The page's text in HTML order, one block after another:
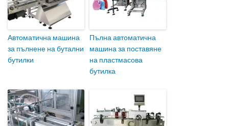
Автоматична машина
за пълнене на бутални
бутилки
Пълна автоматична
машина за поставяне
на пластмасова
бутилка